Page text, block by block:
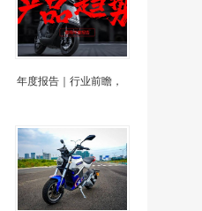
年度报告｜行业前瞻，